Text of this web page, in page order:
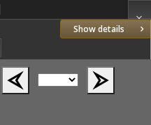
Show details